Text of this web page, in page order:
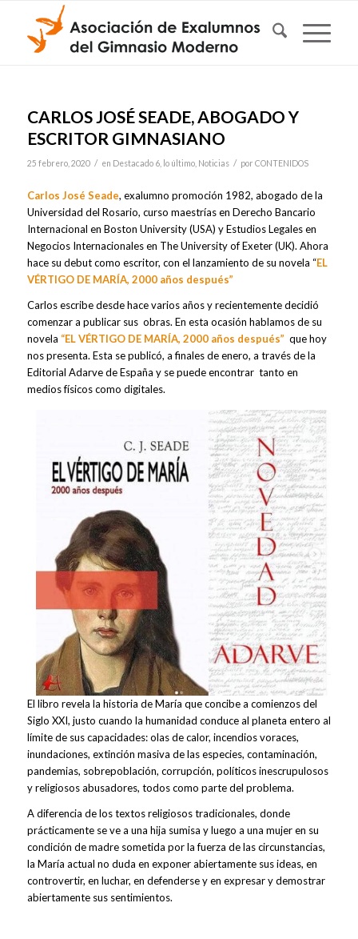
CARLOS JOSÉ SEADE, ABOGADO Y
ESCRITOR GIMNASIANO
25 febrero, 2020 / en Destacado 6, lo último, Noticias / por CONTENIDOS
Carlos José Seade, exalumno promoción 1982, abogado de la
Universidad del Rosario, curso maestrías en Derecho Bancario
Internacional en Boston University (USA) y Estudios Legales en
Negocios Internacionales en The University of Exeter (UK). Ahora
hace su debut como escritor, con el lanzamiento de su novela “EL
VÉRTIGO DE MARÍA, 2000 años después”
Carlos escribe desde hace varios años y recientemente decidió
comenzar a publicar sus obras. En esta ocasión hablamos de su
novela “EL VÉRTIGO DE MARÍA, 2000 años después” que hoy
nos presenta. Esta se publicó, a finales de enero, a través de la
Editorial Adarve de España y se puede encontrar tanto en
medios físicos como digitales.
El libro revela la historia de María que concibe a comienzos del
Siglo XXI, justo cuando la humanidad conduce al planeta entero al
límite de sus capacidades: olas de calor, incendios voraces,
inundaciones, extinción masiva de las especies, contaminación,
pandemias, sobrepoblación, corrupción, políticos inescrupulosos
y religiosos abusadores, todos como parte del problema.
A diferencia de los textos religiosos tradicionales, donde
prácticamente se ve a una hija sumisa y luego a una mujer en su
condición de madre sometida por la fuerza de las circunstancias,
la María actual no duda en exponer abiertamente sus ideas, en
controvertir, en luchar, en defenderse y en expresar y demostrar
abiertamente sus sentimientos.